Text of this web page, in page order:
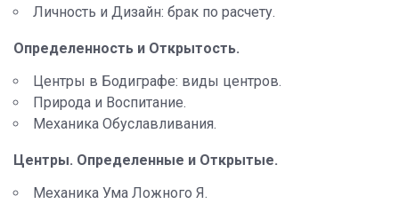
Личность и Дизайн: брак по расчету.
Определенность и Открытость.
Центры в Бодиграфе: виды центров.
Природа и Воспитание.
Механика Обуславливания.
Центры. Определенные и Открытые.
Механика Ума Ложного Я.